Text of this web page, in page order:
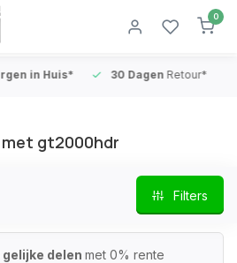
0
in Huis* 30 DagenRetour*
gt2000hdr
Filters
gelijke delen met 0% rente